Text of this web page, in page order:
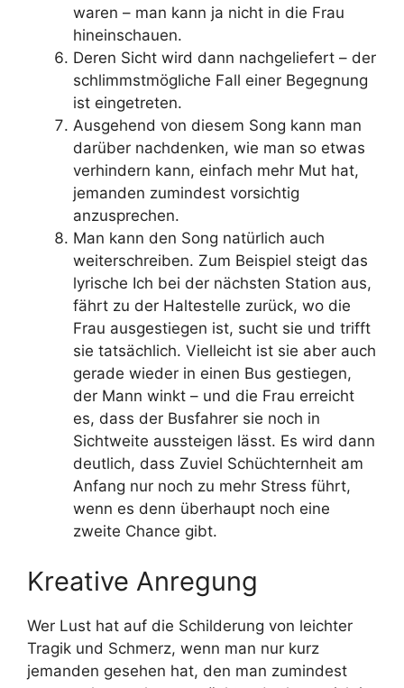
waren – man kann ja nicht in die Frau
hineinschauen.
Deren Sicht wird dann nachgeliefert – der
schlimmstmögliche Fall einer Begegnung
ist eingetreten.
Ausgehend von diesem Song kann man
darüber nachdenken, wie man so etwas
verhindern kann, einfach mehr Mut hat,
jemanden zumindest vorsichtig
anzusprechen.
Man kann den Song natürlich auch
weiterschreiben. Zum Beispiel steigt das
lyrische Ich bei der nächsten Station aus,
fährt zu der Haltestelle zurück, wo die
Frau ausgestiegen ist, sucht sie und trifft
sie tatsächlich. Vielleicht ist sie aber auch
gerade wieder in einen Bus gestiegen,
der Mann winkt – und die Frau erreicht
es, dass der Busfahrer sie noch in
Sichtweite aussteigen lässt. Es wird dann
deutlich, dass Zuviel Schüchternheit am
Anfang nur noch zu mehr Stress führt,
wenn es denn überhaupt noch eine
zweite Chance gibt.
Kreative Anregung
Wer Lust hat auf die Schilderung von leichter
Tragik und Schmerz, wenn man nur kurz
jemanden gesehen hat, den man zumindest